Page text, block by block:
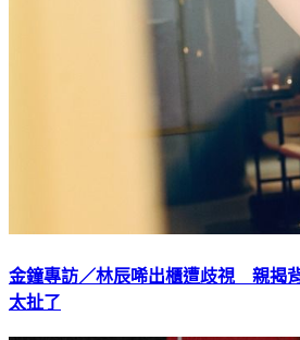
金鐘專訪／林辰唏出櫃遭歧視 親揭
太扯了